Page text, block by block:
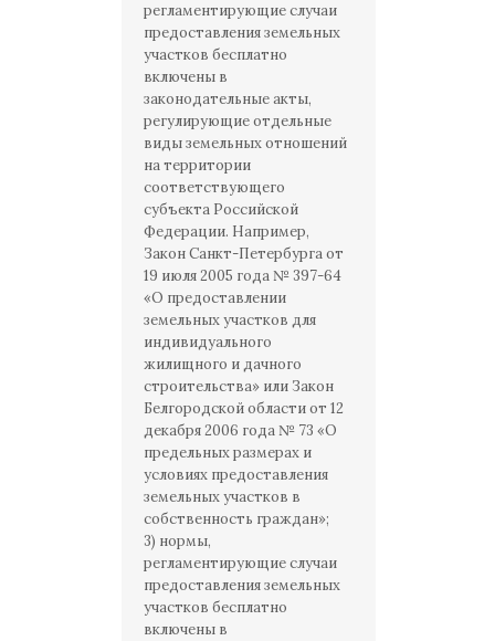
регламентирующие случаи
предоставления земельных
участков бесплатно
включены в
законодательные акты,
регулирующие отдельные
виды земельных отношений
на территории
соответствующего
субъекта Российской
Федерации. Например,
Закон Санкт-Петербурга от
19 июля 2005 года № 397-64
«О предоставлении
земельных участков для
индивидуального
жилищного и дачного
строительства» или Закон
Белгородской области от 12
декабря 2006 года № 73 «О
предельных размерах и
условиях предоставления
земельных участков в
собственность граждан»;
3) нормы,
регламентирующие случаи
предоставления земельных
участков бесплатно
включены в